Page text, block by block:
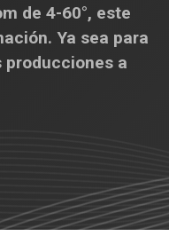
de 4-60°, este
Ya sea para
producciones a